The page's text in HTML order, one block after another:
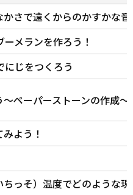
さで遠くからのかすかな
ーメランを作ろう！
にじをつくろう
ペーパーストーンの作成～
よう！
っそ）温度でどのような